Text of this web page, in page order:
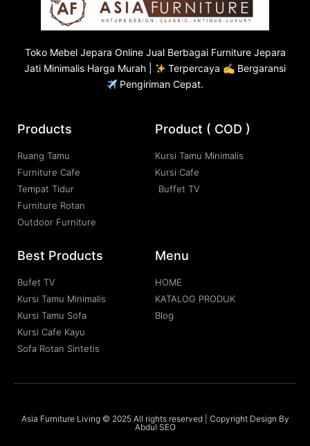
Toko Mebel Jepara Online Jual Berbagai Furniture Jepara
Jati Minimalis Harga Murah |
Terpercaya ✍ Bergaransi
Pengiriman Cepat.
Products
Ruang Tamu
Furniture Cafe
Tempat Tidur
Furniture Rotan
Outdoor Furniture
Product ( COD )
Kursi Tamu Minimalis
Kursi Cafe
Buffet TV
Best Products
Bufet TV
Kursi Tamu Minimalis
Kursi Tamu Sofa
Kursi Cafe Kayu
Sofa Rotan Sintetis
Menu
HOME
KATALOG PRODUK
Blog
Asia Furniture Living © 2025 All rights reserved | Copyright Design By
Abdul SEO